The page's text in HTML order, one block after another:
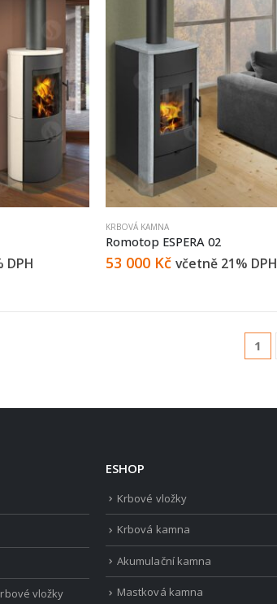
DPH
KRBOVÁ KAMNA
Romotop ESPERA 02
53 000 Kč včetně 21% DPH
1
vložky
ESHOP
Krbové vložky
Krbová kamna
Akumulační kamna
Mastková kamna